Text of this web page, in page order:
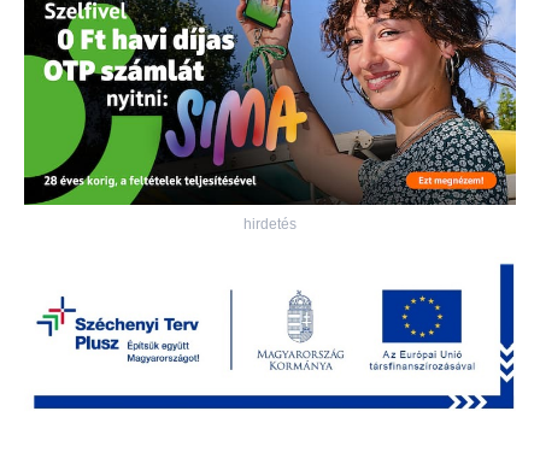
hirdetés